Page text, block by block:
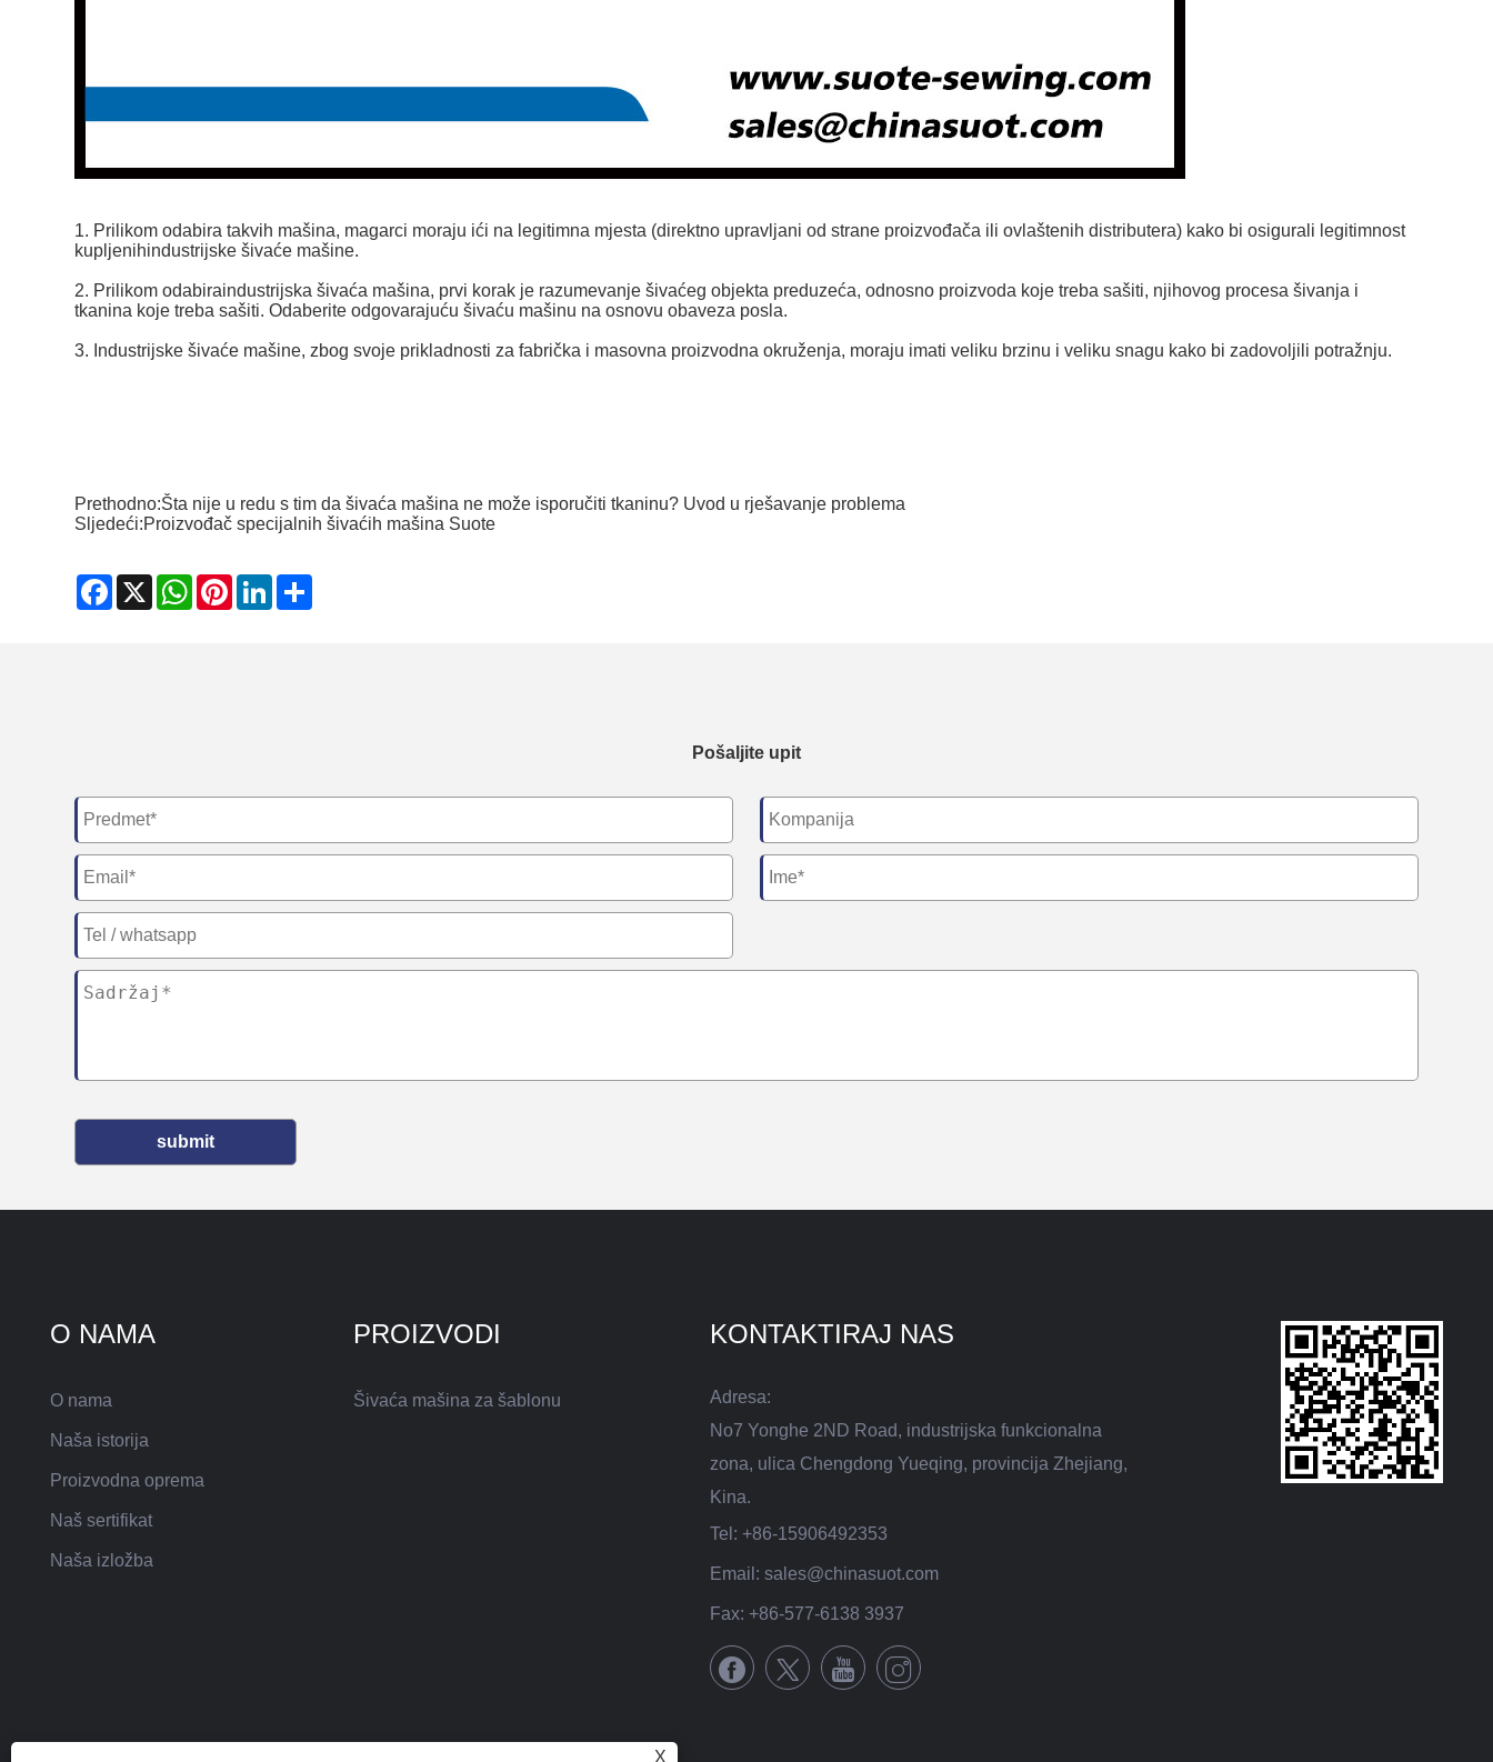
1. Prilikom odabira takvih mašina, magarci moraju ići na legitimna mjesta (direktno upravljani od strane proizvođača ili ovlaštenih distributera) kako bi osigurali legitimnost
kupljenihindustrijske šivaće mašine.
2. Prilikom odabiraindustrijska šivaća mašina, prvi korak je razumevanje šivaćeg objekta preduzeća, odnosno proizvoda koje treba sašiti, njihovog procesa šivanja i
tkanina koje treba sašiti. Odaberite odgovarajuću šivaću mašinu na osnovu obaveza posla.
3. Industrijske šivaće mašine, zbog svoje prikladnosti za fabrička i masovna proizvodna okruženja, moraju imati veliku brzinu i veliku snagu kako bi zadovoljili potražnju.
Prethodno:Šta nije u redu s tim da šivaća mašina ne može isporučiti tkaninu? Uvod u rješavanje problema
Sljedeći:Proizvođač specijalnih šivaćih mašina Suote
Facebook
X WhatsApp
PinterestLinkedIn
Pošaljite upit
submit
O NAMA
O nama
Naša istorija
Proizvodna oprema
Naš sertifikat
Naša izložba
PROIZVODI
Šivaća mašina za šablonu
KONTAKTIRAJ NAS
Adresa:
No7 Yonghe 2ND Road, industrijska funkcionalna
zona, ulica Chengdong Yueqing, provincija Zhejiang,
Kina.
Tel: +86-15906492353
Email: sales@chinasuot.com
Fax: +86-577-6138 3937
X